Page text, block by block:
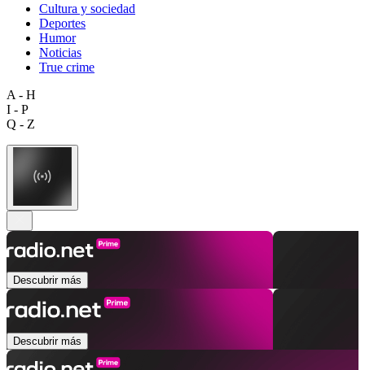
Cultura y sociedad
Deportes
Humor
Noticias
True crime
A - H
I - P
Q - Z
Descubrir más
Descubrir más